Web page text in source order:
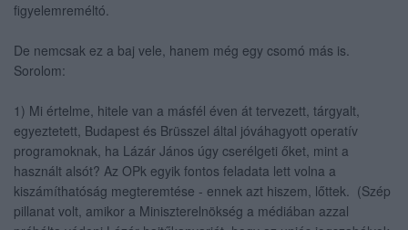
figyelemreméltó.
De nemcsak ez a baj vele, hanem még egy csomó más is.
Sorolom:
1) Mi értelme, hitele van a másfél éven át tervezett, tárgyalt,
egyeztetett, Budapest és Brüsszel által jóváhagyott operatív
programoknak, ha Lázár János úgy cserélgeti őket, mint a
használt alsót? Az OPk egyik fontos feladata lett volna a
kiszámíthatóság megteremtése - ennek azt hiszem, lőttek. (Szép
pillanat volt, amikor a Miniszterelnökség a médiában azzal